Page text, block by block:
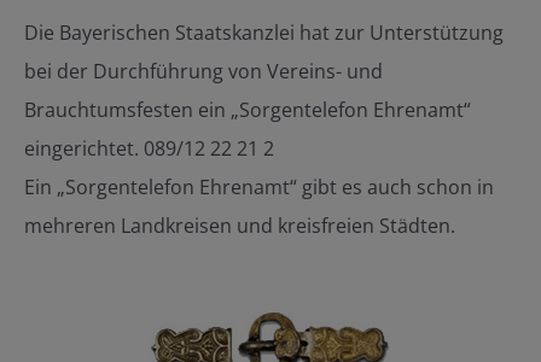
Die Bayerischen Staatskanzlei hat zur Unterstützung
bei der Durchführung von Vereins- und
Brauchtumsfesten ein „Sorgentelefon Ehrenamt“
eingerichtet. 089/12 22 21 2
Ein „Sorgentelefon Ehrenamt“ gibt es auch schon in
mehreren Landkreisen und kreisfreien Städten.